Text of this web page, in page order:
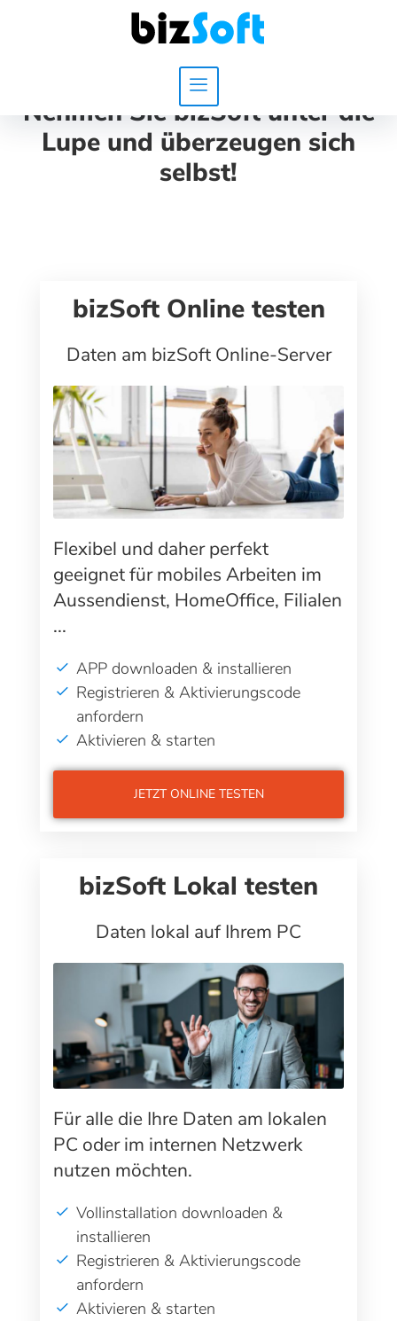
Nehmen Sie bizSoft unter die
Lupe und überzeugen sich
selbst!
bizSoft Online testen
Daten am bizSoft Online-Server
Flexibel und daher perfekt
geeignet für mobiles Arbeiten im
Aussendienst, HomeOffice, Filialen
...
APP downloaden & installieren
Registrieren & Aktivierungscode
anfordern
Aktivieren & starten
JETZT ONLINE TESTEN
bizSoft Lokal testen
Daten lokal auf Ihrem PC
Für alle die Ihre Daten am lokalen
PC oder im internen Netzwerk
nutzen möchten.
Vollinstallation downloaden &
installieren
Registrieren & Aktivierungscode
anfordern
Aktivieren & starten